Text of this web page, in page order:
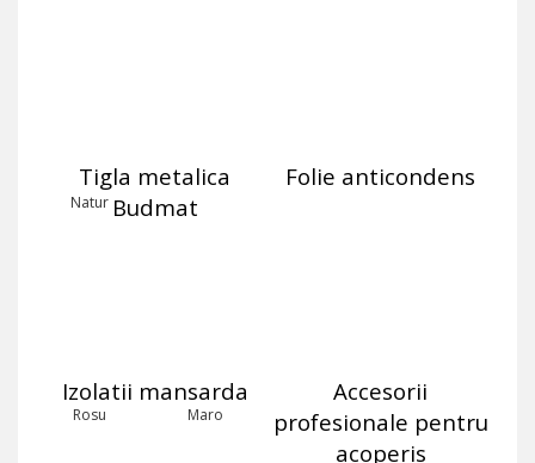
Natur
Rosu Maro
Tigla metalica
Budmat
Folie anticondens
Izolatii mansarda
Accesorii
profesionale pentru
acoperis